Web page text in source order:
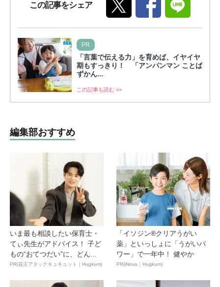
この記事をシェア
PR
「言葉で伝える力」を育めば、イヤイヤ
期もすっきり！ 「アンパンマン ことば
ずかん...
この記事も読む >>
編集部おすすめ
いま最も相談したい保育士・
てぃ先生がアドバイス！ 子ど
もの“おてつだい”に、どん...
PR(花王アタックキュキュット｜Hugkum)
「イソジン®クリアうがい
薬」といっしょに「うがいパ
ワー」で一年中！ 健やか
PR(iNova｜Hugkum)